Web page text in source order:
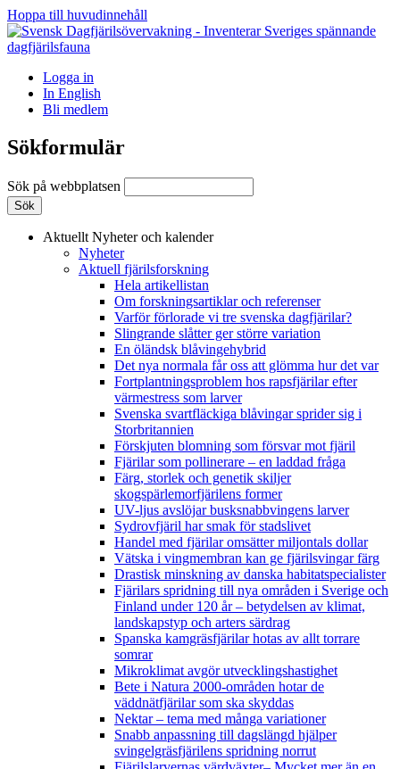
Hoppa till huvudinnehåll
Logga in
In English
Bli medlem
Sökformulär
Sök på webbplatsen
Aktuellt Nyheter och kalender
Nyheter
Aktuell fjärilsforskning
Hela artikellistan
Om forskningsartiklar och referenser
Varför förlorade vi tre svenska dagfjärilar?
Slingrande slåtter ger större variation
En öländsk blåvingehybrid
Det nya normala får oss att glömma hur det var
Fortplantningsproblem hos rapsfjärilar efter
värmestress som larver
Svenska svartfläckiga blåvingar sprider sig i
Storbritannien
Förskjuten blomning som försvar mot fjäril
Fjärilar som pollinerare – en laddad fråga
Färg, storlek och genetik skiljer
skogspärlemorfjärilens former
UV-ljus avslöjar busksnabbvingens larver
Sydrovfjäril har smak för stadslivet
Handel med fjärilar omsätter miljontals dollar
Vätska i vingmembran kan ge fjärilsvingar färg
Drastisk minskning av danska habitatspecialister
Fjärilars spridning till nya områden i Sverige och
Finland under 120 år– betydelsen av klimat,
landskapstyp och arters särdrag
Spanska kamgräsfjärilar hotas av allt torrare
somrar
Mikroklimat avgör utvecklingshastighet
Bete i Natura 2000-områden hotar de
väddnätfjärilar som ska skyddas
Nektar – tema med många variationer
Snabb anpassning till dagslängd hjälper
svingelgräsfjärilens spridning norrut